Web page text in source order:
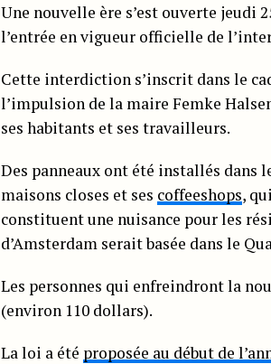
Une nouvelle ère s’est ouverte jeudi
l’entrée en vigueur officielle de
Cette interdiction s’inscrit dans le
l’impulsion de la maire Femke
ses habitants et ses travailleurs.
Des panneaux ont été installés dans
maisons closes et ses coffeeshops,
constituent une nuisance pour les
d’Amsterdam serait basée dans le
Les personnes qui enfreindront la
(environ 110 dollars).
La loi a été proposée au début de